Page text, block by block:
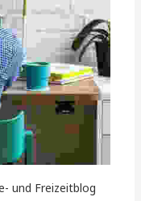
und Freizeitblog